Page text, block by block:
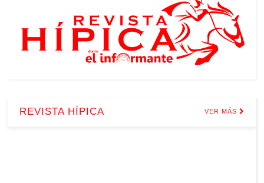
REVISTA HÍPICA VER MÁS